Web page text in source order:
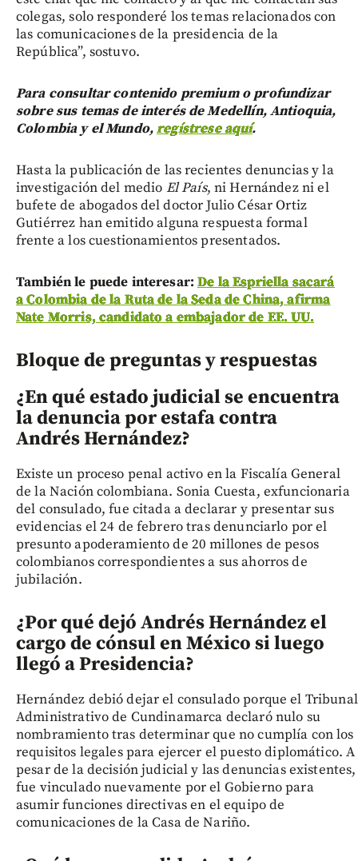
colegas, solo responderé los temas relacionados con
las comunicaciones de la presidencia de la
República”, sostuvo.
Para consultar contenido premium o profundizar
sobre sus temas de interés de Medellín, Antioquia,
Colombia y el Mundo,regístrese aquí.
Hasta la publicación de las recientes denuncias y la
investigación del medio El País, ni Hernández ni el
bufete de abogados del doctor Julio César Ortiz
Gutiérrez han emitido alguna respuesta formal
frente a los cuestionamientos presentados.
También le puede interesar:De la Espriella sacará
a Colombia de la Ruta de la Seda de China, afirma
Nate Morris, candidato a embajador de EE. UU.
Bloque de preguntas y respuestas
¿En qué estado judicial se encuentra
la denuncia por estafa contra
Andrés Hernández?
Existe un proceso penal activo en la Fiscalía General
de la Nación colombiana. Sonia Cuesta, exfuncionaria
del consulado, fue citada a declarar y presentar sus
evidencias el 24 de febrero tras denunciarlo por el
presunto apoderamiento de 20 millones de pesos
colombianos correspondientes a sus ahorros de
jubilación.
¿Por qué dejó Andrés Hernández el
cargo de cónsul en México si luego
llegó a Presidencia?
Hernández debió dejar el consulado porque el Tribunal
Administrativo de Cundinamarca declaró nulo su
nombramiento tras determinar que no cumplía con los
requisitos legales para ejercer el puesto diplomático. A
pesar de la decisión judicial y las denuncias existentes,
fue vinculado nuevamente por el Gobierno para
asumir funciones directivas en el equipo de
comunicaciones de la Casa de Nariño.